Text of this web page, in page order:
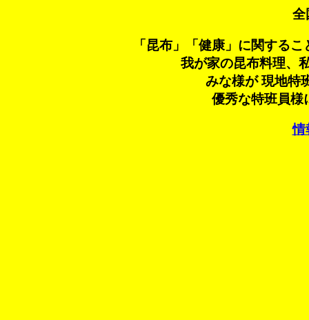
全
「昆布」「健康」に関する
我が家の昆布料理、
みな様が 現地特
優秀な特班員様
情